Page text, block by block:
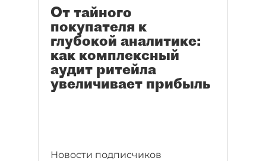
От тайного
покупателя к
глубокой аналитике:
как комплексный
аудит ритейла
увеличивает прибыль
Новости подписчиков